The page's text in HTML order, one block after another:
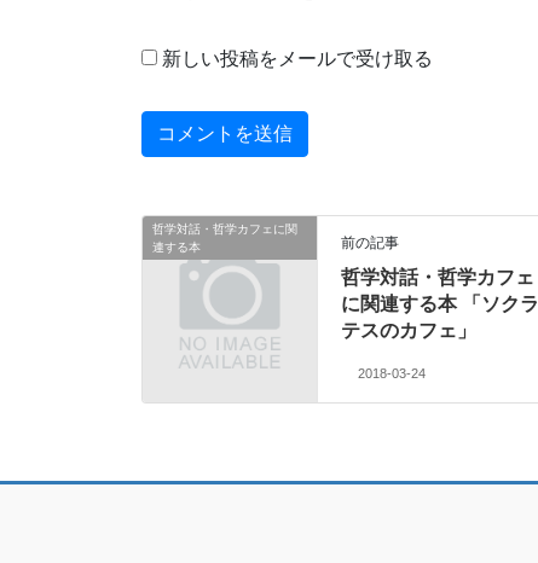
新しい投稿をメールで受け取る
哲学対話・哲学カフェに関
連する本
前の記事
哲学対話・哲学カフェ
に関連する本 「ソクラ
テスのカフェ」
2018-03-24